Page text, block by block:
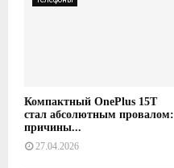
Компактный OnePlus 15T
стал абсолютным провалом:
причины...
27.04.2026